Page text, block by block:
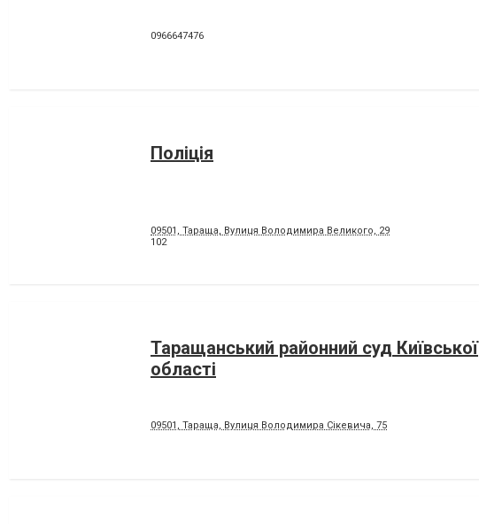
0966647476
Поліція
09501, Тараща, Вулиця Володимира Великого, 29
102
Таращанський районний суд Київської
області
09501, Тараща, Вулиця Володимира Сікевича, 75